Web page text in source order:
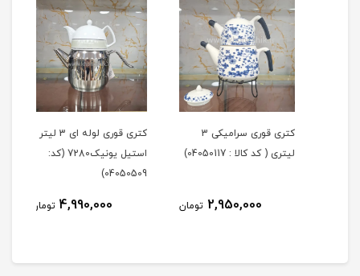
کتری قوری سرامیکی 3
لیتری ( کد کالا : 04050117)
2,950,000 تومان
کتری قوری لوله ای 3 لیتر
استیل یونیک7280 (کد:
04050509)
4,990,000 تومان